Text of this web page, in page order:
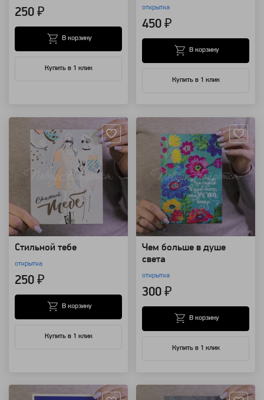
250 ₽
Купить в 1 клик
В корзину
открытка
450 ₽
Купить в 1 клик
В корзину
Стильной тебе
открытка
250 ₽
Купить в 1 клик
В корзину
Чем больше в душе
света
открытка
300 ₽
Купить в 1 клик
В корзину